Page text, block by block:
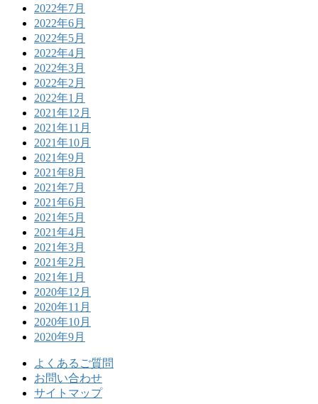
2022年7月
2022年6月
2022年5月
2022年4月
2022年3月
2022年2月
2022年1月
2021年12月
2021年11月
2021年10月
2021年9月
2021年8月
2021年7月
2021年6月
2021年5月
2021年4月
2021年3月
2021年2月
2021年1月
2020年12月
2020年11月
2020年10月
2020年9月
よくあるご質問
お問い合わせ
サイトマップ